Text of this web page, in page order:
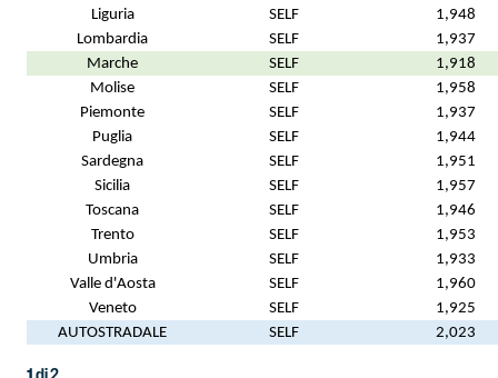
Liguria
SELF
1,948
Lombardia
SELF
1,937
Marche
SELF
1,918
Molise
SELF
1,958
Piemonte
SELF
1,937
Puglia
SELF
1,944
Sardegna
SELF
1,951
Sicilia
SELF
1,957
Toscana
SELF
1,946
Trento
SELF
1,953
Umbria
SELF
1,933
Valle d'Aosta
SELF
1,960
Veneto
SELF
1,925
AUTOSTRADALE
SELF 2,023